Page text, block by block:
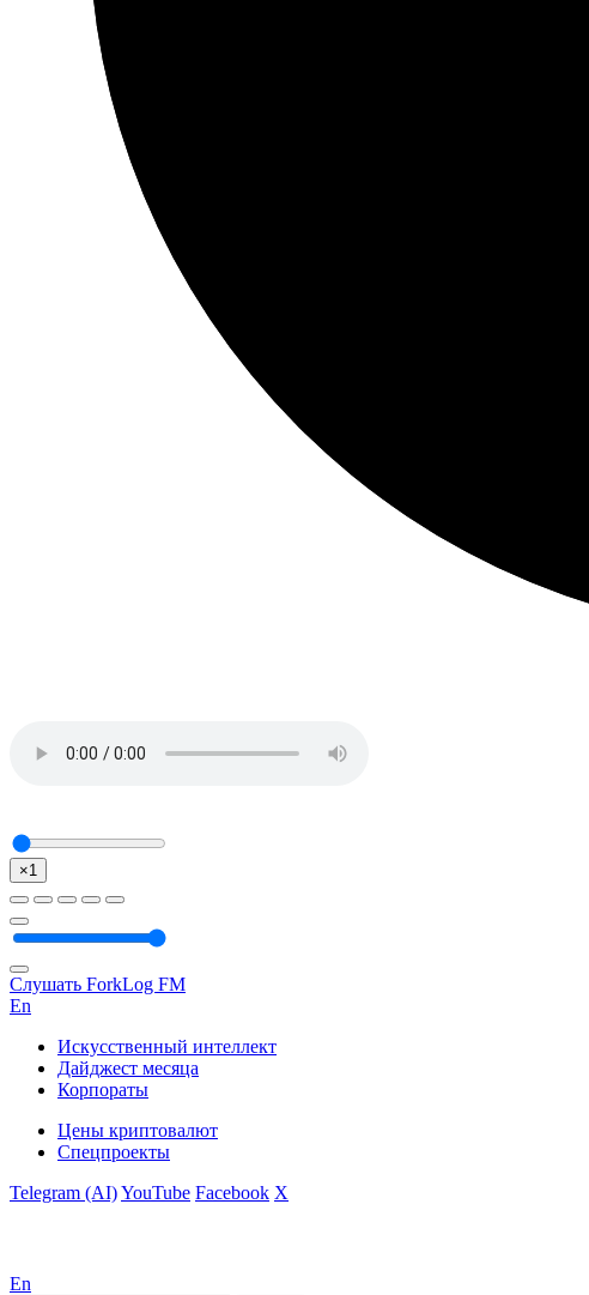
×1
Слушать ForkLog FM
En
Искусственный интеллект
Дайджест месяца
Корпораты
Цены криптовалют
Спецпроекты
Telegram (AI)YouTube Facebook X
En